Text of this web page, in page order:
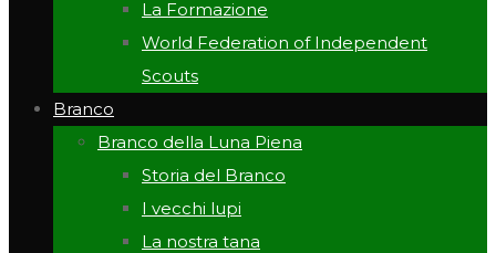
La Formazione
World Federation of Independent
Scouts
Branco
Branco della Luna Piena
Storia del Branco
I vecchi lupi
La nostra tana